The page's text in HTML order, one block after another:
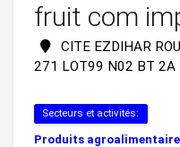
fruit com
CITE EZDIHAR
271 LOT99 N02 BT 2A
Secteurs et activités:
Produits